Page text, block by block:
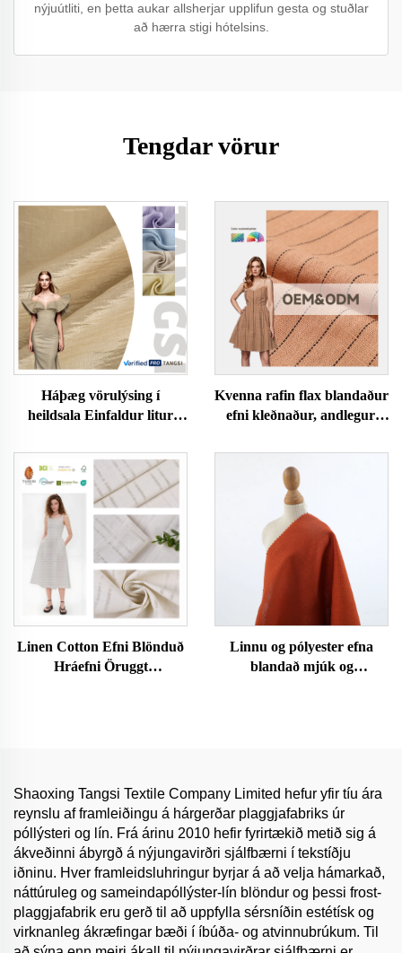
nýjuútliti, en þetta aukar allsherjar upplifun gesta og stuðlar
að hærra stigi hótelsins.
Tengdar vörur
Háþæg vörulýsing í
heildsala Einfaldur litur
ásætát og tencel krappi kleði
efni
Kvenna rafin flax blandaður
efni kleðnaður, andlegur,
fyrir hängur, hálfur, rúm,
geymi, heimilis efni
Linen Cotton Efni Blönduð
Hráefni Öruggt
Linnu og pólyester efna
blandað mjúk og
Shaoxing Tangsi Textile Company Limited hefur yfir tíu ára
reynslu af framleiðingu á hárgerðar plaggjafabriks úr
póllýsteri og lín. Frá árinu 2010 hefir fyrirtækið metið sig á
ákveðinni ábyrgð á nýjungavirðri sjálfbærni í tekstíðju
iðninu. Hver framleidsluhringur byrjar á að velja hámarkað,
náttúruleg og sameindapóllýster-lín blöndur og þessi frost-
plaggjafabrik eru gerð til að uppfylla sérsníðin estétísk og
virknanleg ákræfingar bæði í íbúða- og atvinnubrúkum. Til